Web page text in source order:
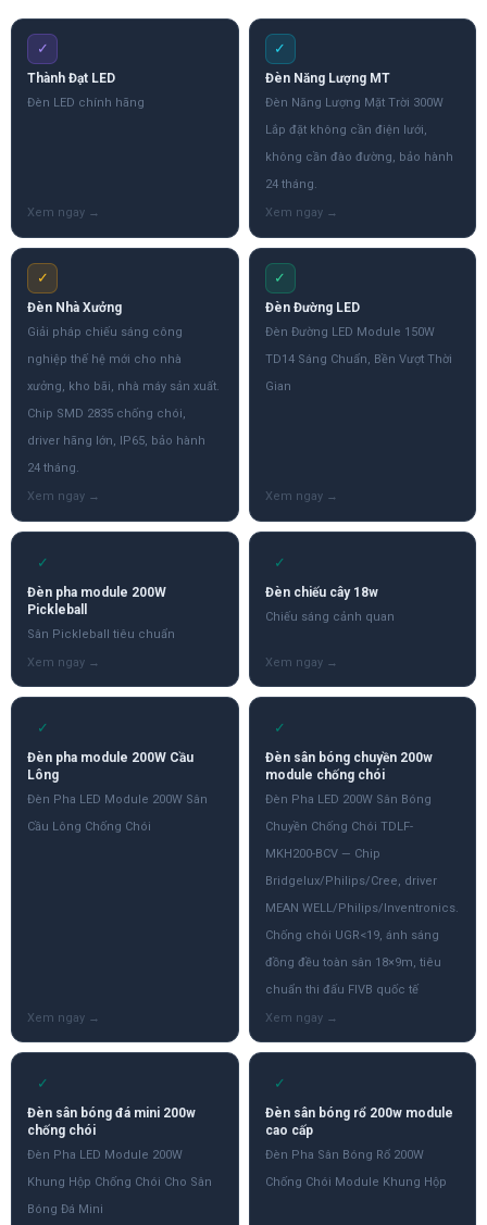
✓
Thành Đạt LED
Đèn LED chính hãng
✓
Đèn Năng Lượng MT
Đèn Năng Lượng Mặt Trời 300W
Lắp đặt không cần điện lưới,
không cần đào đường, bảo hành
24 tháng.
✓
Đèn Nhà Xưởng
Giải pháp chiếu sáng công
nghiệp thế hệ mới cho nhà
xưởng, kho bãi, nhà máy sản xuất.
Chip SMD 2835 chống chói,
driver hãng lớn, IP65, bảo hành
24 tháng.
✓
Đèn Đường LED
Đèn Đường LED Module 150W
TD14 Sáng Chuẩn, Bền Vượt Thời
Gian
✓
Đèn pha module 200W
Pickleball
Sân Pickleball tiêu chuẩn
✓
Đèn chiếu cây 18w
Chiếu sáng cảnh quan
✓
Đèn pha module 200W Cầu
Lông
Đèn Pha LED Module 200W Sân
Cầu Lông Chống Chói
✓
Đèn sân bóng chuyền 200w
module chống chói
Đèn Pha LED 200W Sân Bóng
Chuyền Chống Chói TDLF-
MKH200-BCV — Chip
Bridgelux/Philips/Cree, driver
MEAN WELL/Philips/Inventronics.
Chống chói UGR<19, ánh sáng
đồng đều toàn sân 18×9m, tiêu
chuẩn thi đấu FIVB quốc tế
✓
Đèn sân bóng đá mini 200w
chống chói
Đèn Pha LED Module 200W
Khung Hộp Chống Chói Cho Sân
Bóng Đá Mini
✓
Đèn sân bóng rổ 200w module
cao cấp
Đèn Pha Sân Bóng Rổ 200W
Chống Chói Module Khung Hộp